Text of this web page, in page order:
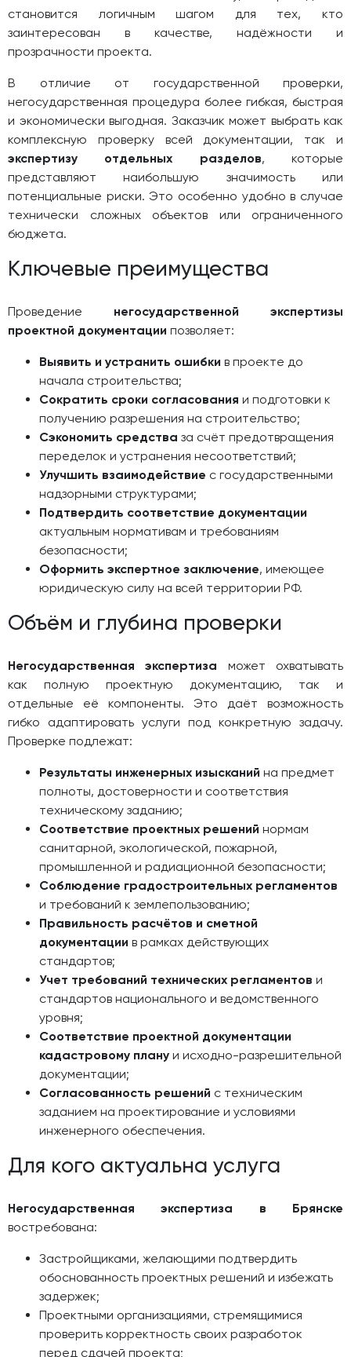
становится логичным шагом для тех, кто
заинтересован в качестве, надёжности и
прозрачности проекта.
В отличие от государственной проверки,
негосударственная процедура более гибкая, быстрая
и экономически выгодная. Заказчик может выбрать как
комплексную проверку всей документации, так и
экспертизу отдельных разделов, которые
представляют наибольшую значимость или
потенциальные риски. Это особенно удобно в случае
технически сложных объектов или ограниченного
бюджета.
Ключевые преимущества
Проведение негосударственной экспертизы
проектной документации позволяет:
Выявить и устранить ошибки в проекте до
начала строительства;
Сократить сроки согласования и подготовки к
получению разрешения на строительство;
Сэкономить средства за счёт предотвращения
переделок и устранения несоответствий;
Улучшить взаимодействие с государственными
надзорными структурами;
Подтвердить соответствие документации
актуальным нормативам и требованиям
безопасности;
Оформить экспертное заключение, имеющее
юридическую силу на всей территории РФ.
Объём и глубина проверки
Негосударственная экспертиза может охватывать
как полную проектную документацию, так и
отдельные её компоненты. Это даёт возможность
гибко адаптировать услуги под конкретную задачу.
Проверке подлежат:
Результаты инженерных изысканий на предмет
полноты, достоверности и соответствия
техническому заданию;
Соответствие проектных решений нормам
санитарной, экологической, пожарной,
промышленной и радиационной безопасности;
Соблюдение градостроительных регламентов
и требований к землепользованию;
Правильность расчётов и сметной
документации в рамках действующих
стандартов;
Учет требований технических регламентов и
стандартов национального и ведомственного
уровня;
Соответствие проектной документации
кадастровому плану и исходно-разрешительной
документации;
Согласованность решений с техническим
заданием на проектирование и условиями
инженерного обеспечения.
Для кого актуальна услуга
Негосударственная экспертиза в Брянске
востребована:
Застройщиками, желающими подтвердить
обоснованность проектных решений и избежать
задержек;
Проектными организациями, стремящимися
проверить корректность своих разработок
перед сдачей проекта;